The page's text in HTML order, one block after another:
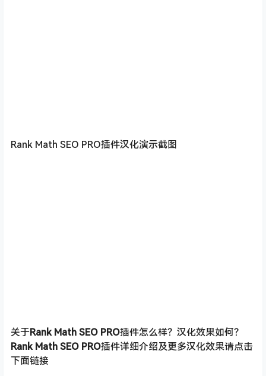
Rank Math SEO PRO插件汉化演示截图
关于Rank Math SEO PRO插件怎么样？汉化效果如何？
Rank Math SEO PRO插件详细介绍及更多汉化效果请点击
下面链接